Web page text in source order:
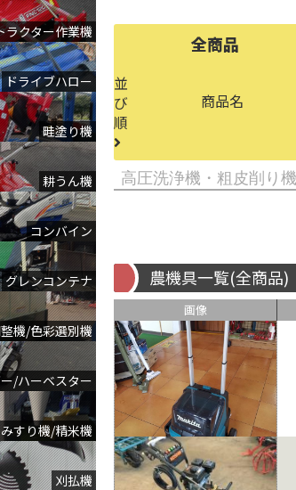
ラクター作業機
ドライブハロー
畦塗り機
耕うん機
コンバイン
グレンコンテナ
機/色彩選別機
/ハーベスター
すり機/精米機
刈払機
全商品
並
び
順
商品名
農機具一覧(全商品)
画像